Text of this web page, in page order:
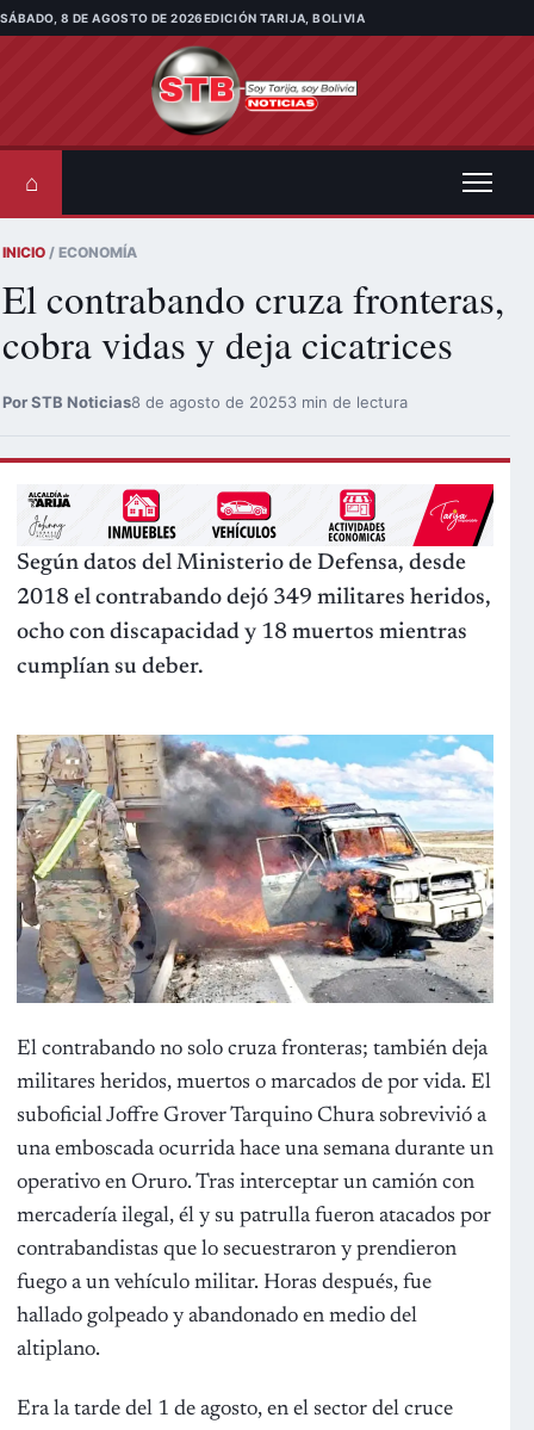
Saltar al contenido
SÁBADO, 8 DE AGOSTO DE 2026EDICIÓN TARIJA, BOLIVIA
⌂
INICIO / ECONOMÍA
El contrabando cruza fronteras,
cobra vidas y deja cicatrices
Por STB Noticias8 de agosto de 20253 min de lectura
Según datos del Ministerio de Defensa, desde
2018 el contrabando dejó 349 militares heridos,
ocho con discapacidad y 18 muertos mientras
cumplían su deber.
El contrabando no solo cruza fronteras; también deja
militares heridos, muertos o marcados de por vida. El
suboficial Joffre Grover Tarquino Chura sobrevivió a
una emboscada ocurrida hace una semana durante un
operativo en Oruro. Tras interceptar un camión con
mercadería ilegal, él y su patrulla fueron atacados por
contrabandistas que lo secuestraron y prendieron
fuego a un vehículo militar. Horas después, fue
hallado golpeado y abandonado en medio del
altiplano.
Era la tarde del 1 de agosto, en el sector del cruce